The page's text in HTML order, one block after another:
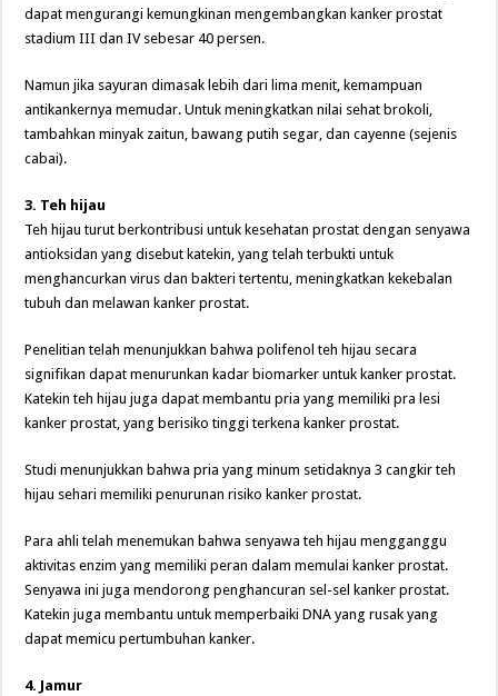
dapat mengurangi kemungkinan mengembangkan kanker prostat
stadium III dan IV sebesar 40 persen.
Namun jika sayuran dimasak lebih dari lima menit, kemampuan
antikankernya memudar. Untuk meningkatkan nilai sehat brokoli,
tambahkan minyak zaitun, bawang putih segar, dan cayenne (sejenis
cabai).
3. Teh hijau
Teh hijau turut berkontribusi untuk kesehatan prostat dengan senyawa
antioksidan yang disebut katekin, yang telah terbukti untuk
menghancurkan virus dan bakteri tertentu, meningkatkan kekebalan
tubuh dan melawan kanker prostat.
Penelitian telah menunjukkan bahwa polifenol teh hijau secara
signifikan dapat menurunkan kadar biomarker untuk kanker prostat.
Katekin teh hijau juga dapat membantu pria yang memiliki pra lesi
kanker prostat, yang berisiko tinggi terkena kanker prostat.
Studi menunjukkan bahwa pria yang minum setidaknya 3 cangkir teh
hijau sehari memiliki penurunan risiko kanker prostat.
Para ahli telah menemukan bahwa senyawa teh hijau mengganggu
aktivitas enzim yang memiliki peran dalam memulai kanker prostat.
Senyawa ini juga mendorong penghancuran sel-sel kanker prostat.
Katekin juga membantu untuk memperbaiki DNA yang rusak yang
dapat memicu pertumbuhan kanker.
4. Jamur